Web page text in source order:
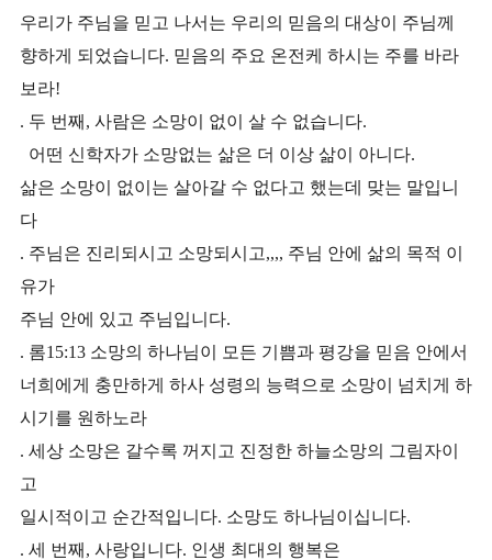
우리가 주님을 믿고 나서는 우리의 믿음의 대상이 주님께
향하게 되었습니다. 믿음의 주요 온전케 하시는 주를 바라
보라!
. 두 번째, 사람은 소망이 없이 살 수 없습니다.
어떤 신학자가 소망없는 삶은 더 이상 삶이 아니다.
삶은 소망이 없이는 살아갈 수 없다고 했는데 맞는 말입니
다
. 주님은 진리되시고 소망되시고,,,, 주님 안에 삶의 목적 이
유가
주님 안에 있고 주님입니다.
. 롬15:13 소망의 하나님이 모든 기쁨과 평강을 믿음 안에서
너희에게 충만하게 하사 성령의 능력으로 소망이 넘치게 하
시기를 원하노라
. 세상 소망은 갈수록 꺼지고 진정한 하늘소망의 그림자이
고
일시적이고 순간적입니다. 소망도 하나님이십니다.
. 세 번째, 사랑입니다. 인생 최대의 행복은